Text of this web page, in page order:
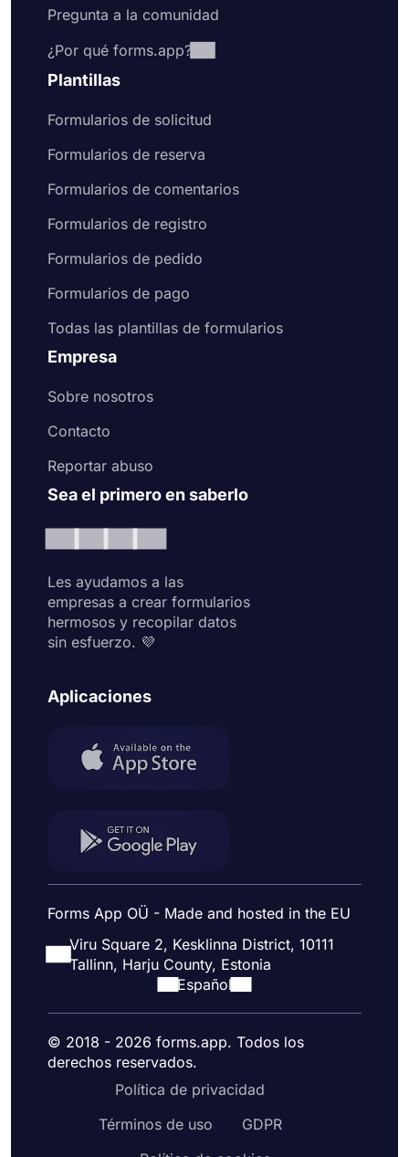
Pregunta a la comunidad
¿Por qué forms.app?
Plantillas
Formularios de solicitud
Formularios de reserva
Formularios de comentarios
Formularios de registro
Formularios de pedido
Formularios de pago
Todas las plantillas de formularios
Empresa
Sobre nosotros
Contacto
Reportar abuso
Sea el primero en saberlo
Les ayudamos a las
empresas a crear formularios
hermosos y recopilar datos
sin esfuerzo. 💜
Aplicaciones
Forms App OÜ - Made and hosted in the EU
Viru Square 2, Kesklinna District, 10111
Tallinn, Harju County, Estonia
Español
© 2018 - 2026 forms.app. Todos los
derechos reservados.
Política de privacidad
Términos de uso
GDPR